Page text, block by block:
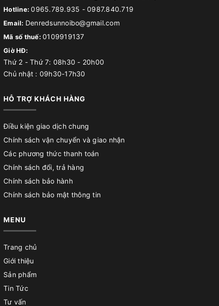
Hotline:0965.789.935 - 0987.840.719
Email: Denredsunnoibo@gmail.com
Mã số thuế: 0109919137
Giờ HĐ:
Thứ 2 - Thứ 7: 08h30 - 20h00
Chủ nhật : 09h30-17h30
HỖ TRỢ KHÁCH HÀNG
Điều kiện giao dịch chung
Chính sách vận chuyển và giao nhận
Các phương thức thanh toán
Chính sách đổi, trả hàng
Chính sách bảo hành
Chính sách bảo mật thông tin
MENU
Trang chủ
Giới thiệu
Sản phẩm
Tin Tức
Tư vấn